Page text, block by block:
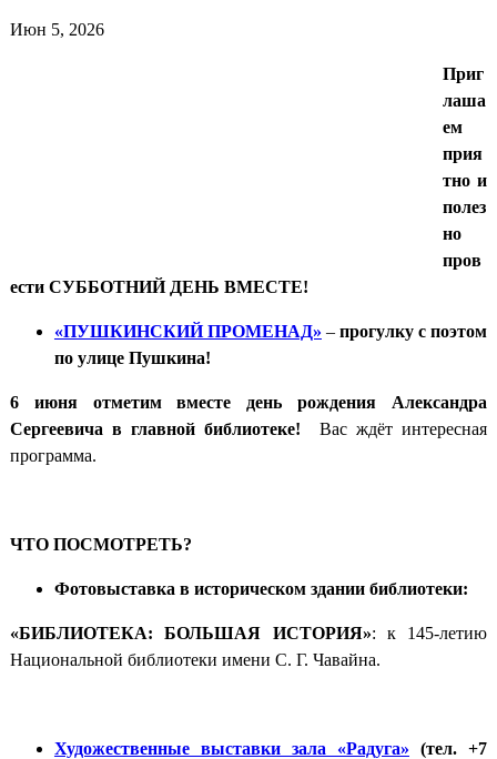
Июн 5, 2026
Приг
лаша
ем
прия
тно и
полез
но
пров
ести СУББОТНИЙ ДЕНЬ ВМЕСТЕ!
«ПУШКИНСКИЙ ПРОМЕНАД» –прогулку с поэтом
по улице Пушкина!
6 июня отметим вместе день рождения Александра
Сергеевича в главной библиотеке! Вас ждёт интересная
программа.
ЧТО ПОСМОТРЕТЬ?
Фотовыставка в историческом здании библиотеки:
«БИБЛИОТЕКА: БОЛЬШАЯ ИСТОРИЯ»: к 145-летию
Национальной библиотеки имени С. Г. Чавайна.
Художественные выставки зала «Радуга» (тел. +7